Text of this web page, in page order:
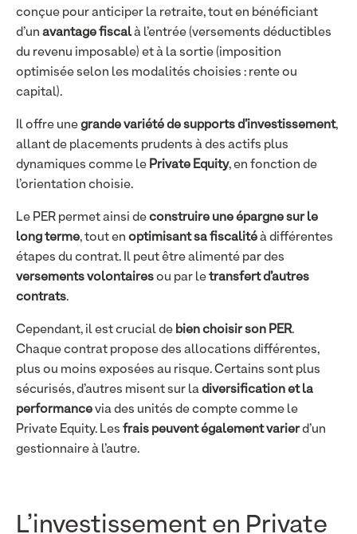
conçue pour anticiper la retraite, tout en bénéficiant
d’un avantage fiscalà l’entrée (versements déductibles
du revenu imposable) et à la sortie (imposition
optimisée selon les modalités choisies : rente ou
capital).
Il offre unegrande variété de supports d’investissement,
allant de placements prudents à des actifs plus
dynamiques comme le Private Equity, en fonction de
l’orientation choisie.
Le PER permet ainsi deconstruire une épargne sur le
long terme, tout en optimisant sa fiscalitéà différentes
étapes du contrat. Il peut être alimenté par des
versements volontairesou par letransfert d’autres
contrats.
Cependant, il est crucial de bien choisir son PER.
Chaque contrat propose des allocations différentes,
plus ou moins exposées au risque. Certains sont plus
sécurisés, d’autres misent sur ladiversification et la
performancevia des unités de compte comme le
Private Equity. Les frais peuvent également varierd’un
gestionnaire à l’autre.
L’investissement en Private